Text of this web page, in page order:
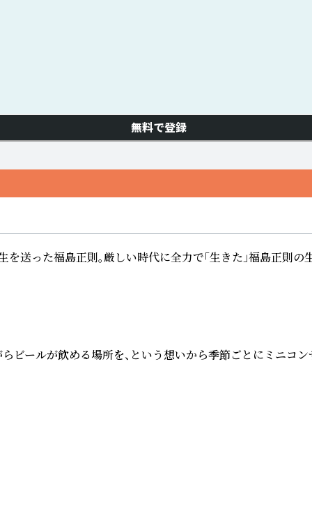
無料で登録
った福島正則。厳しい時代に全力で「生きた」福島正則の
ルが飲める場所を、という想いから季節ごとにミ